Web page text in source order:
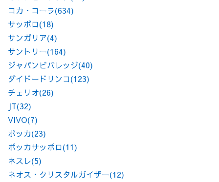
コカ・コーラ(634)
サッポロ(18)
サンガリア(4)
サントリー(164)
ジャパンビバレッジ(40)
ダイドードリンコ(123)
チェリオ(26)
JT(32)
VIVO(7)
ポッカ(23)
ポッカサッポロ(11)
ネスレ(5)
ネオス・クリスタルガイザー(12)